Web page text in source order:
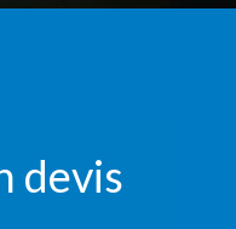
devis